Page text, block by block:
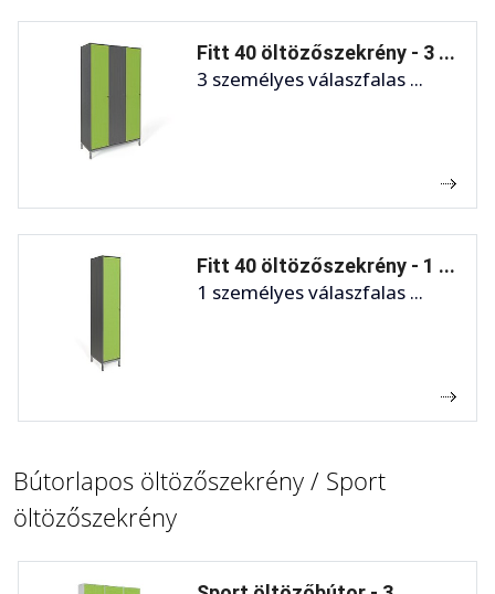
Fitt 40 öltözőszekrény - 3 ...
3 személyes válaszfalas ...
Fitt 40 öltözőszekrény - 1 ...
1 személyes válaszfalas ...
Bútorlapos öltözőszekrény / Sport
öltözőszekrény